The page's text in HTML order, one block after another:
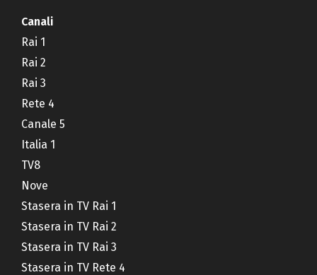
Canali
Rai 1
Rai 2
Rai 3
Rete 4
Canale 5
Italia 1
TV8
Nove
Stasera in TV Rai 1
Stasera in TV Rai 2
Stasera in TV Rai 3
Stasera in TV Rete 4